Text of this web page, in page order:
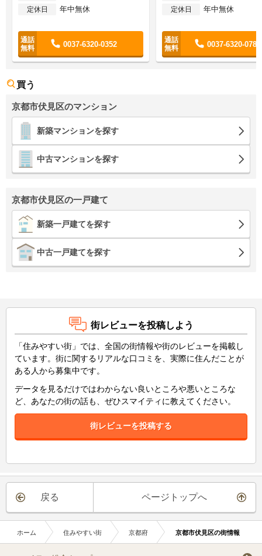
定休日 年中無休
0037-6320-0352
定休日 年中無休
0037-6320-0784
買う
京都市伏見区のマンション
新築マンションを探す
中古マンションを探す
京都市伏見区の一戸建て
新築一戸建てを探す
中古一戸建てを探す
街レビューを投稿しよう
「住みやすい街」では、全国の街情報や街のレビューを掲載し
ています。街に関するリアルな口コミを、実際に住んだことが
ある人から募集中です。
データを見るだけではわからない良いところや悪いところな
ど、あなたの街の話も、ぜひスマイティに教えてください。
街レビューを投稿する
戻る ページトップへ
ホーム 住みやすい街 京都府 京都市伏見区の街情報